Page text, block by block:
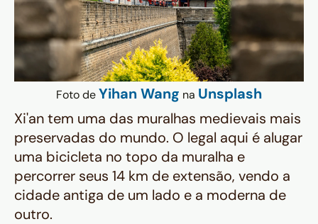
Foto deYihan Wang na Unsplash
Xi'an tem uma das muralhas medievais mais
preservadas do mundo. O legal aqui é alugar
uma bicicleta no topo da muralha e
percorrer seus 14 km de extensão, vendo a
cidade antiga de um lado e a moderna de
outro.